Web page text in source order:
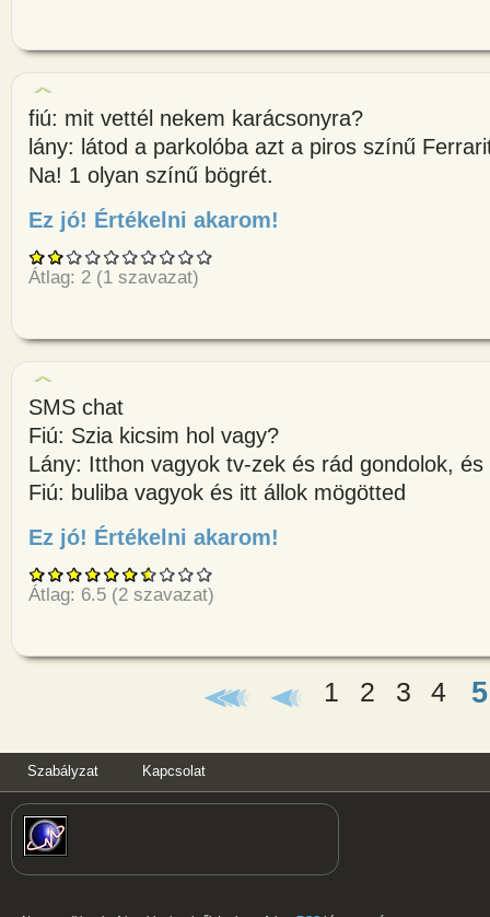
fiú: mit vettél nekem karácsonyra?
lány: látod a parkolóba azt a piros színű
Na! 1 olyan színű bögrét.
Ez jó! Értékelni akarom!
Átlag: 2 (1 szavazat)
SMS chat
Fiú: Szia kicsim hol vagy?
Lány: Itthon vagyok tv-zek és rád gondolok,
Fiú: buliba vagyok és itt állok mögötted
Ez jó! Értékelni akarom!
Átlag: 6.5 (2 szavazat)
1 2 3 4 5
Szabályzat Kapcsolat